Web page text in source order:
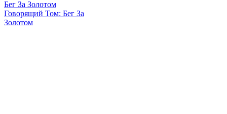
Говорящий Том: Бег За
Золотом